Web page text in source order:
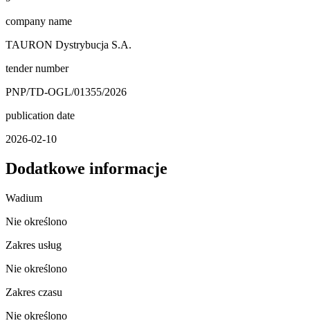
company name
TAURON Dystrybucja S.A.
tender number
PNP/TD-OGL/01355/2026
publication date
2026-02-10
Dodatkowe informacje
Wadium
Nie określono
Zakres usług
Nie określono
Zakres czasu
Nie określono